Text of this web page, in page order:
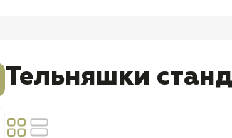
Тельняшки